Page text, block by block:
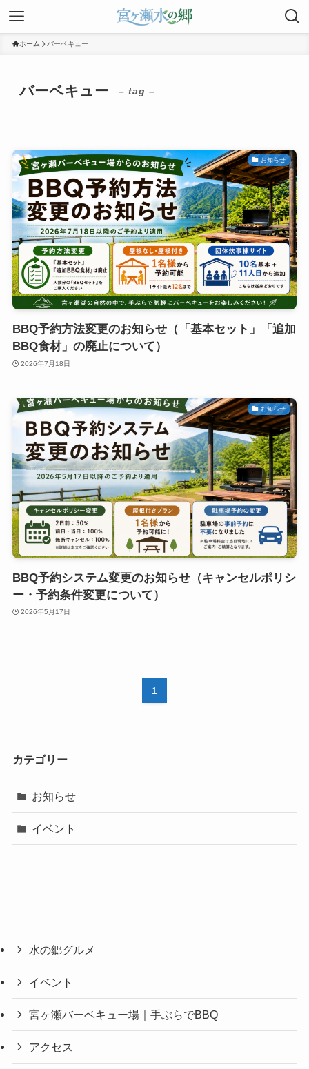
ホーム バーベキュー
バーベキュー – tag –
お知らせ
BBQ予約方法変更のお知らせ（「基本セット」「追加
BBQ食材」の廃止について）
2026年7月18日
お知らせ
BBQ予約システム変更のお知らせ（キャンセルポリシ
ー・予約条件変更について）
2026年5月17日
1
カテゴリー
お知らせ
イベント
水の郷グルメ
イベント
宮ヶ瀬バーベキュー場｜手ぶらでBBQ
アクセス